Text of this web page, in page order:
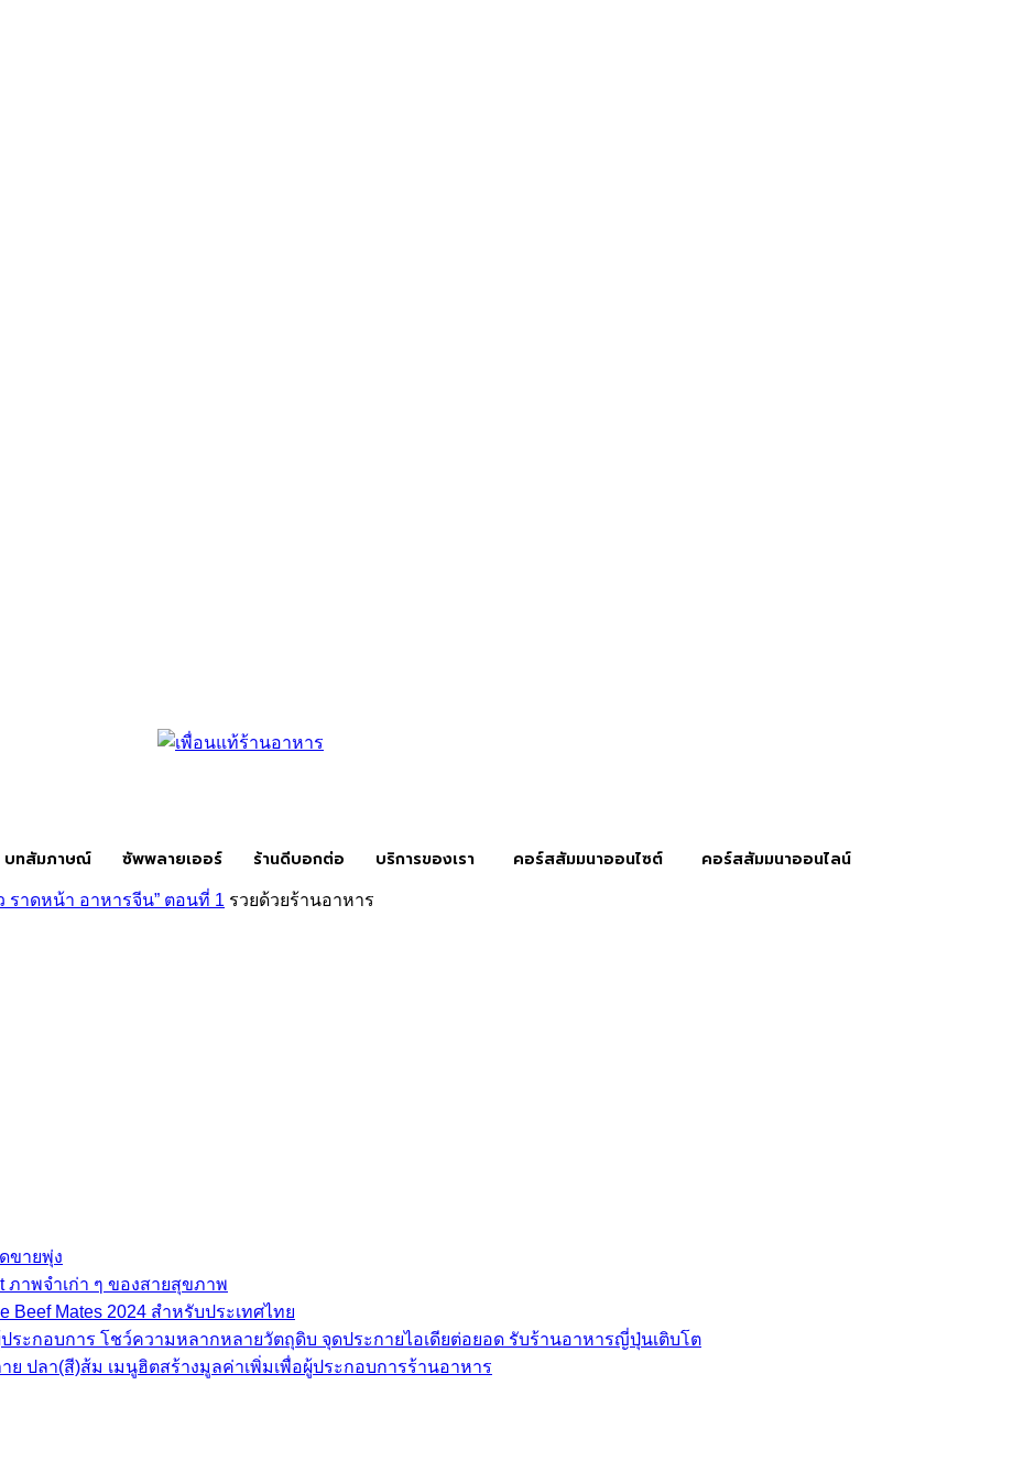
บทสัมภาษณ์ ซัพพลายเออร์ ร้านดีบอกต่อ บริการของเรา คอร์สสัมมนาออนไซต์ คอร์สสัมมนาออนไลน์
ราดหน้า อาหารจีน” ตอนที่ 1 รวยด้วยร้านอาหาร
ขายพุ่ง
ภาพจำเก่า ๆ ของสายสุขภาพ
Beef Mates 2024 สำหรับประเทศไทย
ะกอบการ โชว์ความหลากหลายวัตถุดิบ จุดประกายไอเดียต่อยอด รับร้านอาหารญี่ปุ่นเติบโต
ปลา(สี)ส้ม เมนูฮิตสร้างมูลค่าเพิ่มเพื่อผู้ประกอบการร้านอาหาร